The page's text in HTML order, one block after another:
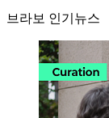
브라보 인기뉴스